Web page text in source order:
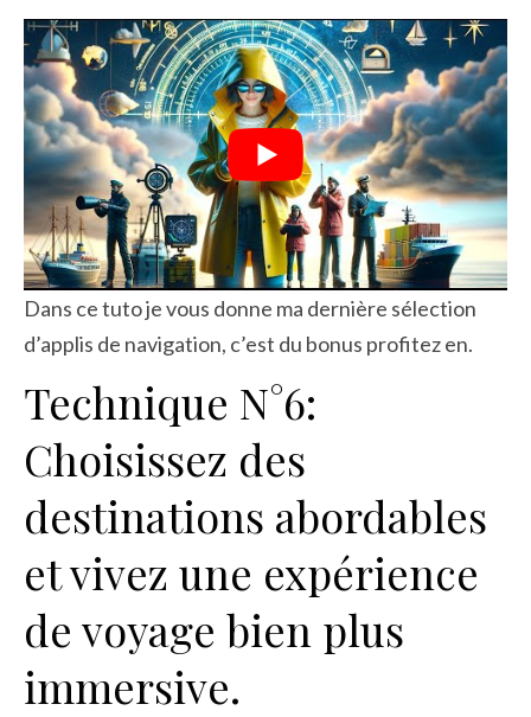
Dans ce tuto je vous donne ma dernière sélection
d’applis de navigation, c’est du bonus profitez en.
Technique N°6:
Choisissez des
destinations abordables
et vivez une expérience
de voyage bien plus
immersive.